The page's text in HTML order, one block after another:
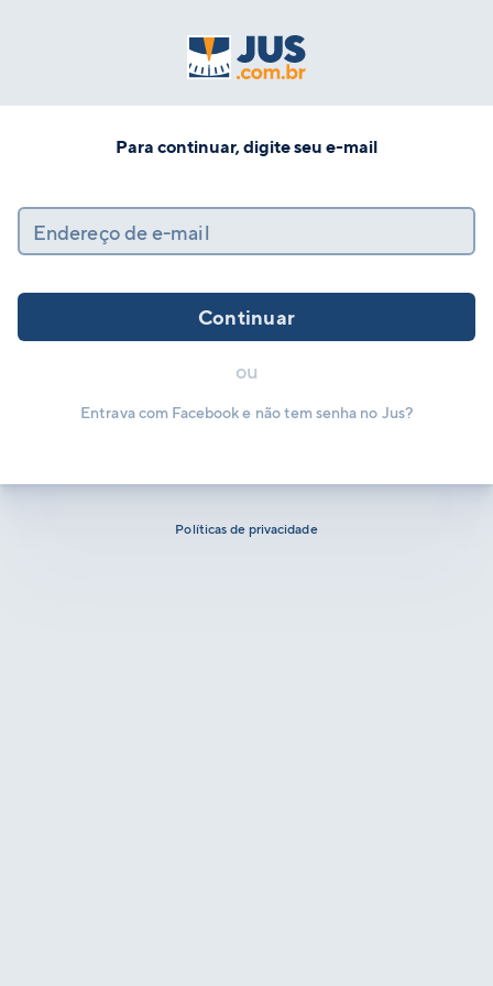
Para continuar, digite seu e-mail
Endereço de e-mail
Continuar
ou
Entrava com Facebook e não tem senha no Jus?
Políticas de privacidade